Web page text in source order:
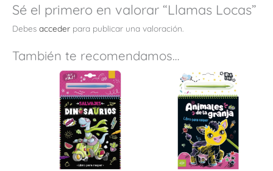
Sé el primero en valorar “Llamas Locas”
Debes acceder para publicar una valoración.
También te recomendamos…